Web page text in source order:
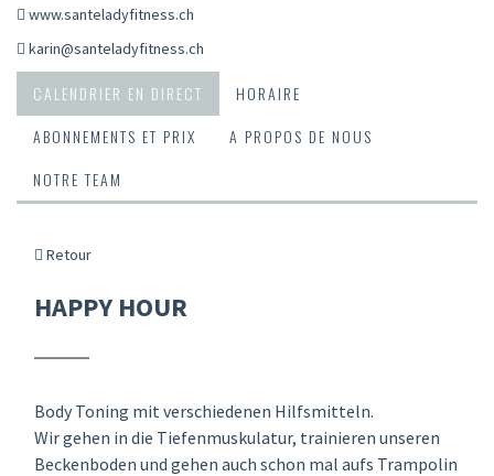
www.santeladyfitness.ch
karin@santeladyfitness.ch
CALENDRIER EN DIRECT
HORAIRE
ABONNEMENTS ET PRIX
A PROPOS DE NOUS
NOTRE TEAM
Retour
HAPPY HOUR
Body Toning mit verschiedenen Hilfsmitteln.
Wir gehen in die Tiefenmuskulatur, trainieren unseren
Beckenboden und gehen auch schon mal aufs Trampolin